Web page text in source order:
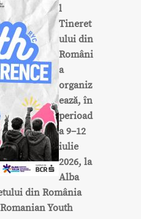
l
Tineret
ului din
Români
a
organiz
ează, în
perioad
a 9–12
iulie
2026, la
Alba
din România
Youth